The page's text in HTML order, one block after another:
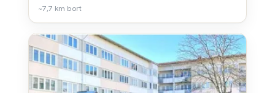
~7,7 km bort